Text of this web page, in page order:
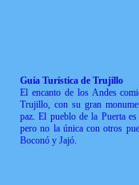
Guía Turística de Trujillo
El encanto de los Andes
Trujillo, con su gran
paz. El pueblo de la Puerta es
pero no la única con otros
Boconó y Jajó.